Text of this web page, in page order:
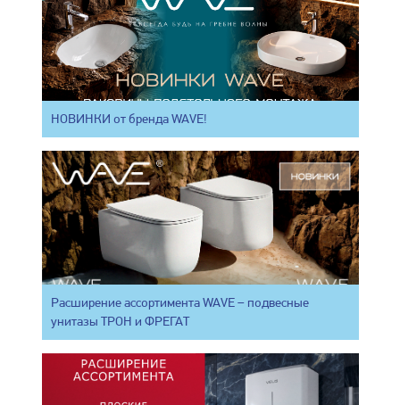
НОВИНКИ от бренда WAVE!
Расширение ассортимента WAVE – подвесные
унитазы ТРОН и ФРЕГАТ